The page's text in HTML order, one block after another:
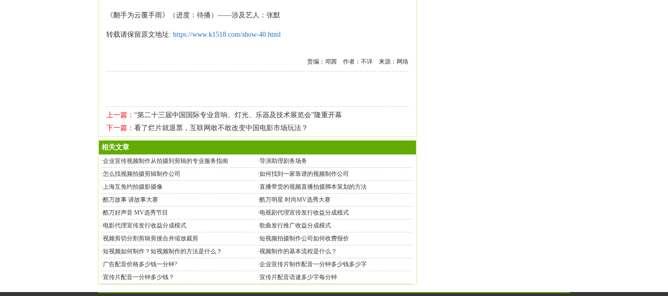
《翻手为云覆手雨》（进度：待播）——涉及艺人：张默
转载请保留原文地址: https://www.k1518.com/show-40.html
责编：邓茜 作者：不详 来源：网络
上一篇： “第二十三届中国国际专业音响、灯光、乐器及技术展览会”隆重开幕
下一篇： 看了烂片就退票，互联网敢不敢改变中国电影市场玩法？
相关文章
·企业宣传视频制作从拍摄到剪辑的专业服务指南 ·导演助理剧务场务
·怎么找视频拍摄剪辑制作公司 ·如何找到一家靠谱的视频制作公司
·上海互免约拍摄影摄像 ·直播带货的视频直播拍摄脚本策划的方法
·酷万故事 讲故事大赛 ·酷万明星 时尚MV选秀大赛
·酷万好声音 MV选秀节目 ·电视剧代理宣传发行收益分成模式
·电影代理宣传发行收益分成模式 ·歌曲发行推广收益分成模式
·视频剪切分割剪辑剪接合并缩放裁剪 ·短视频拍摄制作公司如何收费报价
·短视频如何制作？短视频制作的方法是什么？ ·视频制作的基本流程是什么？
·广告配音价格多少钱一分钟? ·企业宣传片制作配音一分钟多少钱多少字
·宣传片配音一分钟多少钱？ ·宣传片配音语速多少字每分钟